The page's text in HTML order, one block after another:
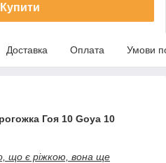
Купити
Доставка Оплата Умови
Гоя 10 Goya 10
що є ріжкою, вона ще